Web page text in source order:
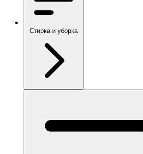
Стирка и уборка